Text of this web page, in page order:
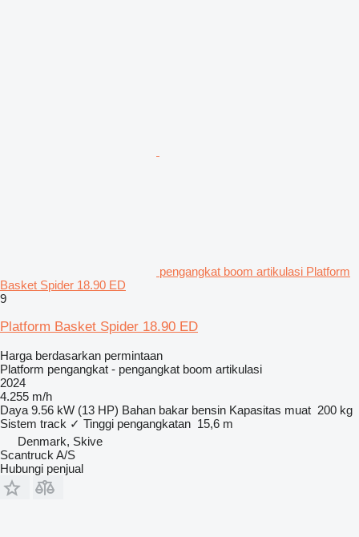
pengangkat boom artikulasi Platform
Basket Spider 18.90 ED
9
Platform Basket Spider 18.90 ED
Harga berdasarkan permintaan
Platform pengangkat - pengangkat boom artikulasi
2024
4.255 m/h
Daya 9.56 kW (13 HP) Bahan bakar bensin Kapasitas muat 200 kg
Sistem track ✓ Tinggi pengangkatan 15,6 m
Denmark, Skive
Scantruck A/S
Hubungi penjual